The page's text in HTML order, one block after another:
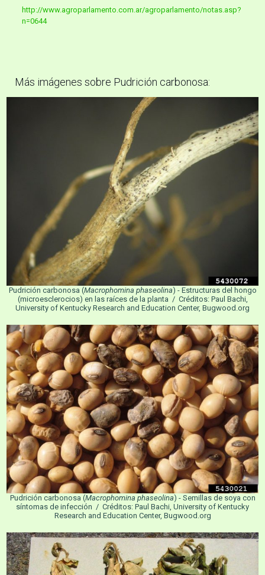
http://www.agroparlamento.com.ar/agroparlamento/notas.asp?
n=0644
Más imágenes sobre Pudrición carbonosa:
Pudrición carbonosa (Macrophomina phaseolina) - Estructuras del hongo
(microesclerocios) en las raíces de la planta / Créditos: Paul Bachi,
University of Kentucky Research and Education Center, Bugwood.org
Pudrición carbonosa (Macrophomina phaseolina) - Semillas de soya con
síntomas de infección / Créditos: Paul Bachi, University of Kentucky
Research and Education Center, Bugwood.org